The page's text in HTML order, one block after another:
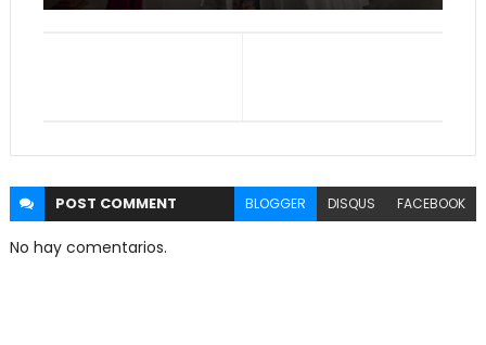
POST COMMENT BLOGGER DISQUS FACEBOOK
No hay comentarios.